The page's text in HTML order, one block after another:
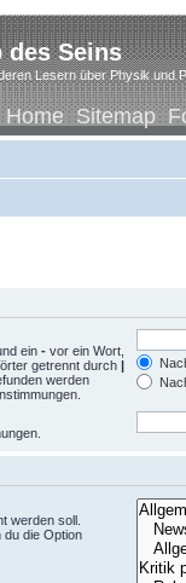
des Seins
Lesern über Physik und
Home Sitemap
ein - vor ein Wort,
getrennt durch |
werden
werden soll.
die Option